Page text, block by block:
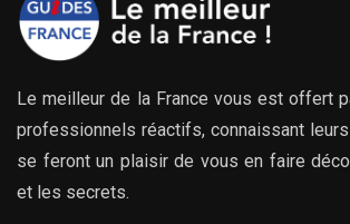
Le meilleur de la France vous est offert
professionnels réactifs, connaissant
se feront un plaisir de vous en faire
et les secrets.